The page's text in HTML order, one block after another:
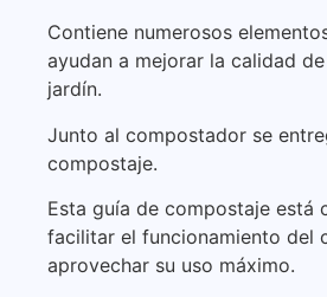
Contiene numerosos
ayudan a mejorar la calidad
jardín.
Junto al compostador se
compostaje.
Esta guía de compostaje está
facilitar el funcionamiento del
aprovechar su uso máximo.